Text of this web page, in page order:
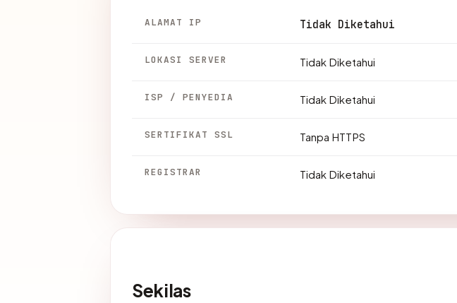
ALAMAT IP Tidak Diketahui
LOKASI SERVER Tidak Diketahui
ISP / PENYEDIA Tidak Diketahui
SERTIFIKAT SSL Tanpa HTTPS
REGISTRAR Tidak Diketahui
Sekilas